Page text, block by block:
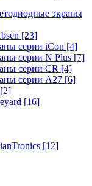
экраны
[23]
серии iCon [4]
серии N Plus [7]
серии CR [4]
серии А27 [6]
[2]
[16]
[12]